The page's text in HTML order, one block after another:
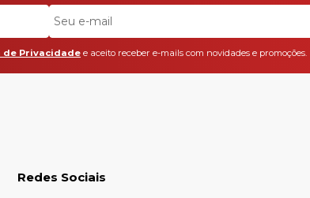
de Privacidade e aceito receber e-mails com novidades e promoções.
Redes Sociais